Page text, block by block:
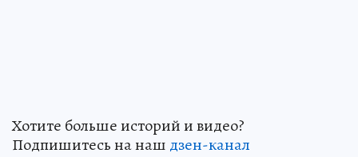
Хотите больше историй и видео?
Подпишитесь на наш дзен-канал